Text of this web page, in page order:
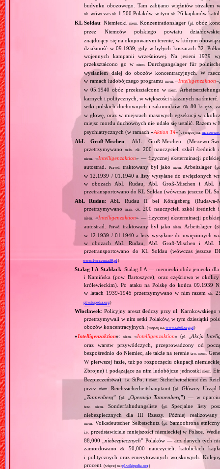
budynku obozowego. Tam zabijano więźniów strzałem
ok. wówczasok. 1,500 Polaków, w tymok. 26 kapłanów
KL Soldau: Niemiecki niem. Konzentrationslager (pl. obóz
przez Niemców polskiego powiatu
znajdujący się na okupowanym terenie, w którym
działaność w 09.1939, gdy w byłych koszarach 32.
wojennych kampanii wrześniowej. Na jesieni 1939
przekształcono go w
niem. Durchgangslager für
wysłaniem dalej do obozów koncentracyjnych. W
w ramach ludobójczego programu niem. «Intelligenzaktion
w 05.1940 obóz przekształcono wniem.
karnych i politycznych, w większości skazanych na
setki polskich duchownych i zakonników.
Ok. 80 księży,
w głowę, oraz w miejscach masowych egzekucji w
miejsc mordu duchownych nie udało się ustalić. Razem
psychiatrycznych (w ramach «Aktion T4»). (więcej na:
AbL Groß‐Mischen: AbL Groß‐Mischen
przetrzymywanom.in. ok. 200 nauczycieli szkół
niem. «Intelligenzaktion» — fizycznej eksterminacji
autostrad.
Prawd. traktowany był jakoniem. Arbeitslager (pl.
w 12.1939 / 01.1940 a listy wysyłane do uwięzionych
w obozach AbL Rudau, AbL Groß‐Mischen i AbL
przetransportowano do KL Soldau (wówczas jeszcze DL
AbL Rudau: AbL Rudau II bei Königsberg
przetrzymywanom.in. ok. 200 nauczycieli szkół
niem. «Intelligenzaktion» — fizycznej eksterminacji
autostrad.
Prawd. traktowany był jakoniem. Arbeitslager (pl.
w 12.1939 / 01.1940 a listy wysyłane do uwięzionych
w obozach AbL Rudau, AbL Groß‐Mischen i AbL
przetransportowano do KL Soldau (wówczas
www.1wrzesnia39.pl )
Stalag I A Stablack: Stalag I A — niemiecki obóz jeniecki dla
i Kamińska (pow. Bartoszyce), oraz częściowo w
królewieckim). Po ataku na Polskę do końca 09.1939
w latach 1939‐1945 przetrzymywano w nim razemok.
pl.wikipedia.org)
Włocławek: Policyjny areszt śledczy przy ul. Karnkowskiego
przetrzymywali w nim setki Polaków, w tym dziesiątki
obozów koncentracyjnych.
(więcej na:www.sztetl.org.pl)
«Intelligenzaktion»: niem. «Intelligenzaktion» (pl. „Akcja
oraz warstw przywódczych, przeprowadzony od
bezpośrednio do Niemiec, ale także na terenie tzw. niem.
W pierwszej fazie, tuż po rozpoczęciu okupacji
Zbrojne) i podążające za nim ludobójcze jednostkiniem.
Bezpieczeństwa),i.e.SiPo, iniem.Sicherheitsdienst des
przezniem. Reichssicherheitshauptamt (pl.
Główny Urząd
„Tannenberg” (pl. Operacja Tannenberg”) — w oparciu
tzw. niem. Sonderfahndungsliste (pl.
Specjalne listy
niebezpiecznych dla III Rzeszy. Później
niem. Volksdeutscher Selbstschutz (pl. Samoobrona
i.e. przedstawiciele mniejszości niemieckiej w Polsce.
88,000 „niebezpiecznych” Polaków — acz danych tych
zamordowano
ok.
50,000 nauczycieli, katolickich
i politycznych oraz emerytowanych wojskowych.
procent. (więcej na:pl.wikipedia.org)